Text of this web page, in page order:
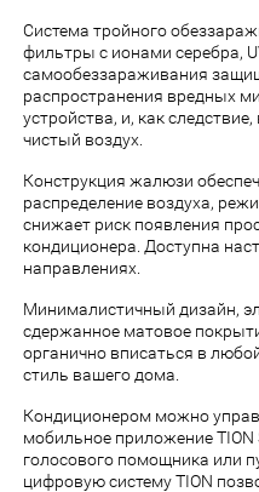
Система тройного
фильтры с ионами серебра,
самообеззараживания
распространения вредных
устройства, и, как
чистый воздух.
Конструкция жалюзи
распределение воздуха,
снижает риск появления
кондиционера. Доступна
направлениях.
Минималистичный дизайн,
сдержанное матовое
органично вписаться в
стиль вашего дома.
Кондиционером можно
мобильное приложение
голосового помощника или
цифровую систему TION